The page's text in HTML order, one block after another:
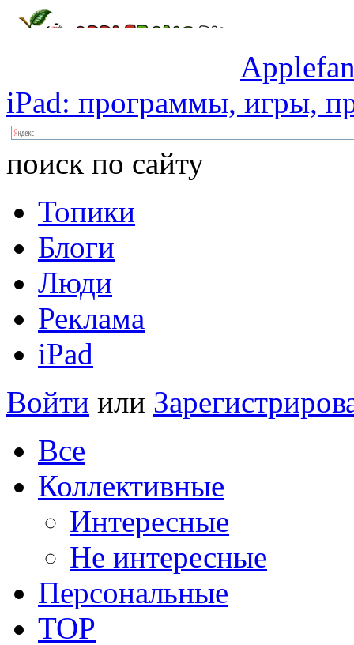
iPad: программы, игры,
поиск по сайту
Топики
Блоги
Люди
Реклама
iPad
Войти или
Все
Коллективные
Интересные
Не интересные
Персональные
TOP